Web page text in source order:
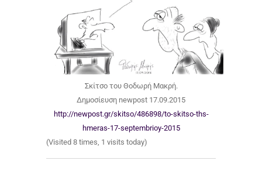
Σκίτσο του Θοδωρή Μακρή.
Δημοσίευση newpost 17.09.2015
http://newpost.gr/skitso/486898/to-skitso-ths-
hmeras-17-septembrioy-2015
(Visited 8 times, 1 visits today)